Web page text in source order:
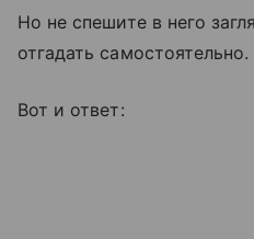
Но не спешите в него
отгадать самостоятельно.
Вот и ответ: